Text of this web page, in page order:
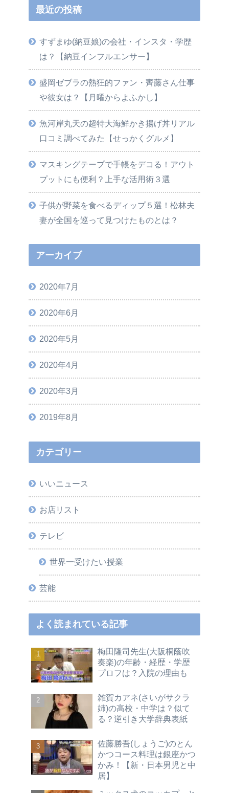
最近の投稿
すずまゆ(納豆娘)の会社・インスタ・学歴
は？【納豆インフルエンサー】
盛岡ゼブラの熱狂的ファン・齊藤さん仕事
や彼女は？【月曜からよふかし】
魚河岸丸天の超特大海鮮かき揚げ丼リアル
口コミ調べてみた【せっかくグルメ】
マスキングテープで手帳をデコる！アウト
プットにも便利？上手な活用術３選
子供が野菜を食べるディップ５選！松林夫
妻が全国を巡って見つけたものとは？
アーカイブ
2020年7月
2020年6月
2020年5月
2020年4月
2020年3月
2019年8月
カテゴリー
いいニュース
お店リスト
テレビ
世界一受けたい授業
芸能
よく読まれている記事
梅田隆司先生(大阪桐蔭吹
奏楽)の年齢・経歴・学歴
プロフは？入院の理由も
雑賀カアネ(さいがサクラ
姉)の高校・中学は？似て
る？逆引き大学辞典表紙
佐藤勝吾(しょうご)のとん
かつコース料理は銀座かつ
かみ！【新・日本男児と中
居】